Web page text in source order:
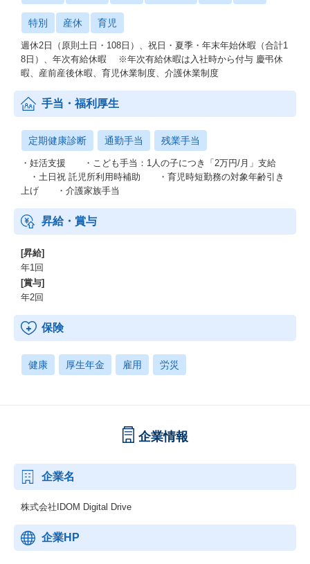
特別 産休 育児
週休2日（原則土日・108日）、祝日・夏季・年末年始休暇（合計1
8日）、年次有給休暇 ※年次有給休暇は入社時から付与 慶弔休
暇、産前産後休暇、育児休業制度、介護休業制度
手当・福利厚生
定期健康診断 通勤手当 残業手当
・妊活支援 ・こども手当：1人の子につき「2万円/月」支給
・土日祝 託児所利用時補助 ・育児時短勤務の対象年齢引き
上げ ・介護家族手当
昇給・賞与
[昇給]
年1回
[賞与]
年2回
保険
健康 厚生年金 雇用 労災
企業情報
企業名
株式会社IDOM Digital Drive
企業HP